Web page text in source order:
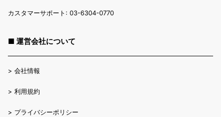
カスタマーサポート: 03-6304-0770
■ 運営会社について
> 会社情報
> 利用規約
> プライバシーポリシー